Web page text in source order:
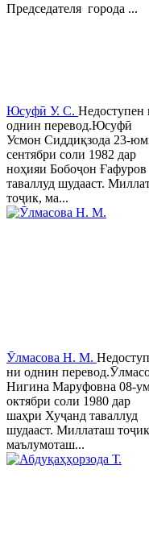
Председателя города ...
Юсуфӣ У. C. Недоступен
однин перевод.Юсуфӣ
Усмон Сиддиқзода 23-
сентябри соли 1982 дар
ноҳияи Бобоҷон Ғафуров
таваллуд шудааст.
тоҷик, ма...
Ӯлмасова Н. М.
ни однин
Нигина Маруфовна 08-
октябри соли 1980 дар
шаҳри Хуҷанд таваллуд
шудааст. Миллаташ
маълумоташ...